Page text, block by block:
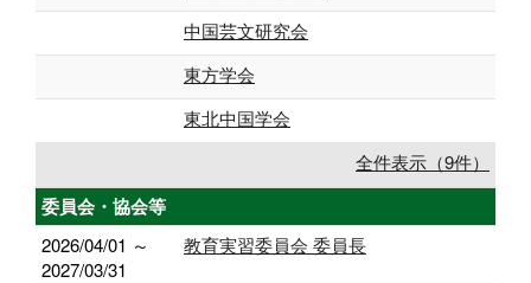
中国芸文研究会
東方学会
東北中国学会
全件表示（9件）
委員会・協会等
2026/04/01 ～
2027/03/31
教育実習委員会 委員長